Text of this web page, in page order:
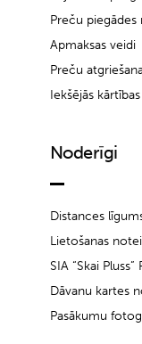
Preču
Apmaksas veidi
Preču
Iekšējās
Noderīgi
Distances
Lietošanas
SIA “Skai
Dāvanu kartes
Pasākumu